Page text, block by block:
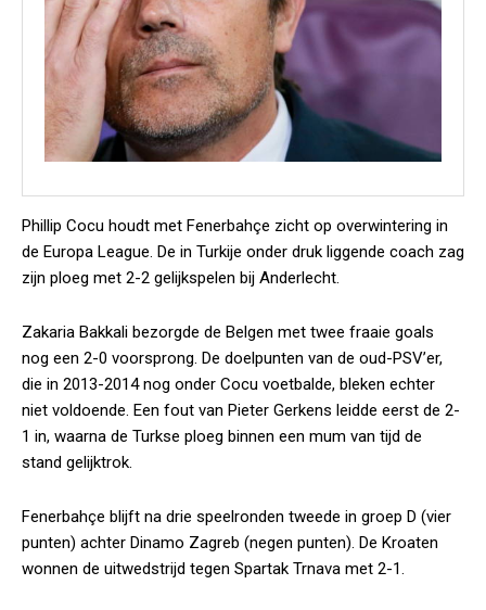
Phillip Cocu houdt met Fenerbahçe zicht op overwintering in
de Europa League. De in Turkije onder druk liggende coach zag
zijn ploeg met 2-2 gelijkspelen bij Anderlecht.
Zakaria Bakkali bezorgde de Belgen met twee fraaie goals
nog een 2-0 voorsprong. De doelpunten van de oud-PSV’er,
die in 2013-2014 nog onder Cocu voetbalde, bleken echter
niet voldoende. Een fout van Pieter Gerkens leidde eerst de 2-
1 in, waarna de Turkse ploeg binnen een mum van tijd de
stand gelijktrok.
Fenerbahçe blijft na drie speelronden tweede in groep D (vier
punten) achter Dinamo Zagreb (negen punten). De Kroaten
wonnen de uitwedstrijd tegen Spartak Trnava met 2-1.